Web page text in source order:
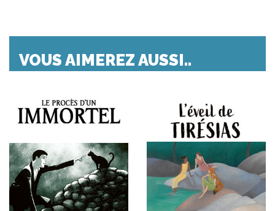
VOUS AIMEREZ AUSSI..